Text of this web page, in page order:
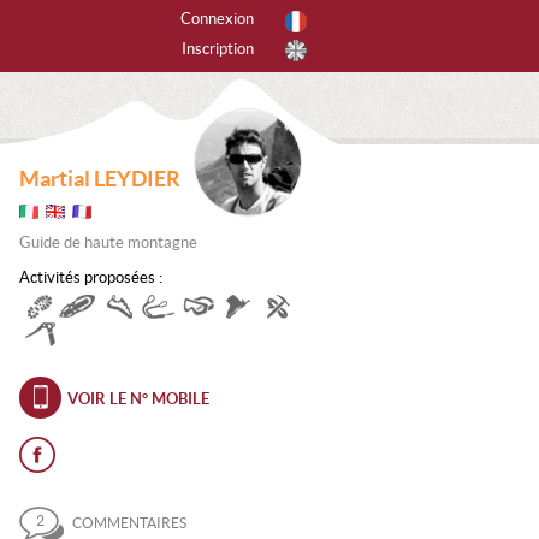
les activités
DE GLACE
Connexion
Inscription
Martial LEYDIER
Guide de haute montagne
Activités proposées :
VOIR LE N° MOBILE
2 COMMENTAIRES